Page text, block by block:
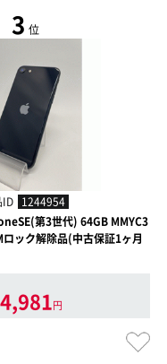
3 位
ID 1244954
第3世代) 64GB MMYC3
ック解除品(中古保証1ヶ月
円